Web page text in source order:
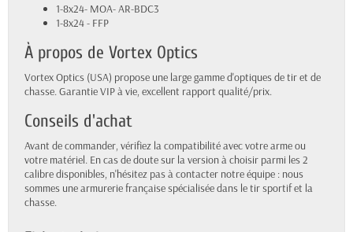
1-8x24- MOA- AR-BDC3
1-8x24 - FFP
À propos de Vortex Optics
Vortex Optics (USA) propose une large gamme d'optiques de tir et de
chasse. Garantie VIP à vie, excellent rapport qualité/prix.
Conseils d'achat
Avant de commander, vérifiez la compatibilité avec votre arme ou
votre matériel. En cas de doute sur la version à choisir parmi les 2
calibre disponibles, n'hésitez pas à contacter notre équipe : nous
sommes une armurerie française spécialisée dans le tir sportif et la
chasse.